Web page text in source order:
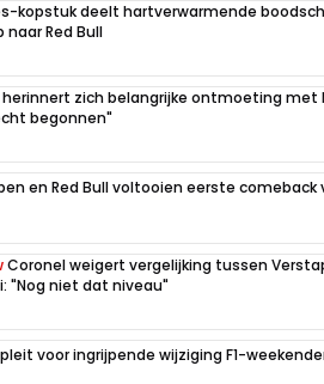
kopstuk deelt hartverwarmende
naar Red Bull
herinnert zich belangrijke ontmoeting met
begonnen"
en Red Bull voltooien eerste comeback
Coronel weigert vergelijking tussen
"Nog niet dat niveau"
voor ingrijpende wijziging F1-